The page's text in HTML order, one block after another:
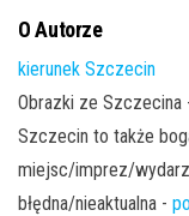
O Autorze
kierunek Szczecin
Obrazki ze
Szczecin to także
miejsc/imprez/
błędna/nieaktualna -